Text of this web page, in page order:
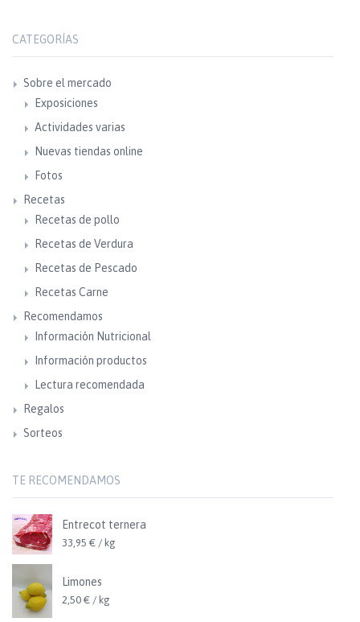
CATEGORÍAS
Sobre el mercado
Exposiciones
Actividades varias
Nuevas tiendas online
Fotos
Recetas
Recetas de pollo
Recetas de Verdura
Recetas de Pescado
Recetas Carne
Recomendamos
Información Nutricional
Información productos
Lectura recomendada
Regalos
Sorteos
TE RECOMENDAMOS
Entrecot ternera
33,95 € / kg
Limones
2,50 € / kg